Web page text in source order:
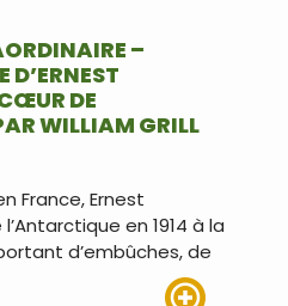
–
D’ERNEST
DE
WILLIAM GRILL
France, Ernest
en 1914 à la
d’embûches, de